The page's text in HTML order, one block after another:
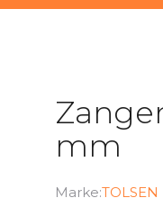
mm
Marke:TOLSEN